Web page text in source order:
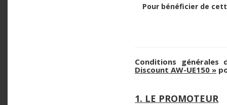
Pour bénéficier de
Conditions
Discount AW-UE150 »
1. LE PROMOTEUR